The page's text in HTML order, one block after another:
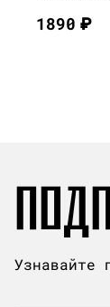
1890₽
Узнавайте